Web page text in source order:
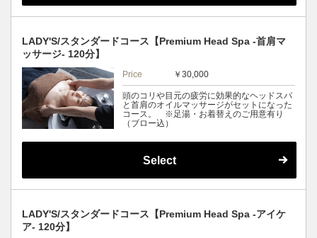
LADY'S/スタンダードコース【Premium Head Spa -首肩マ
ッサージ- 120分】
Price ￥30,000
頭のコリや目元の疲労に効果的なヘッドスパ
と首肩のオイルマッサージがセットになった
コース。 ※足湯・お着替えのご用意有り
（ブロー込）
Select
LADY'S/スタンダードコース【Premium Head Spa -アイケ
ア- 120分】